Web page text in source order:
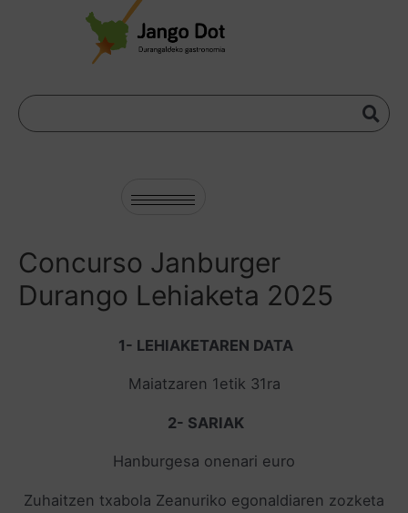
Concurso Janburger
Durango Lehiaketa 2025
1- LEHIAKETAREN DATA
Maiatzaren 1etik 31ra
2- SARIAK
Hanburgesa onenari euro
Zuhaitzen txabola Zeanuriko egonaldiaren zozketa